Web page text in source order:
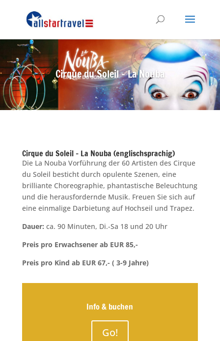
Cirque du Soleil – La Nouba
Cirque du Soleil – La Nouba (englischsprachig)
Die La Nouba Vorführung der 60 Artisten des Cirque
du Soleil besticht durch opulente Szenen, eine
brilliante Choreographie, phantastische Beleuchtung
und die herausfordernde Musik. Freuen Sie sich auf
eine einmalige Darbietung auf Hochseil und Trapez.
Dauer: ca. 90 Minuten, Di.-Sa 18 und 20 Uhr
Preis pro Erwachsener ab EUR 85,-
Preis pro Kind ab EUR 67,- ( 3-9 Jahre)
Info & buchen
Go!